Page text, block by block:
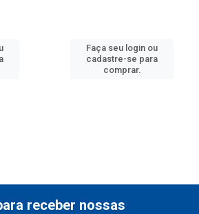
Faça seu login ou
cadastre-se para
comprar.
receber nossas